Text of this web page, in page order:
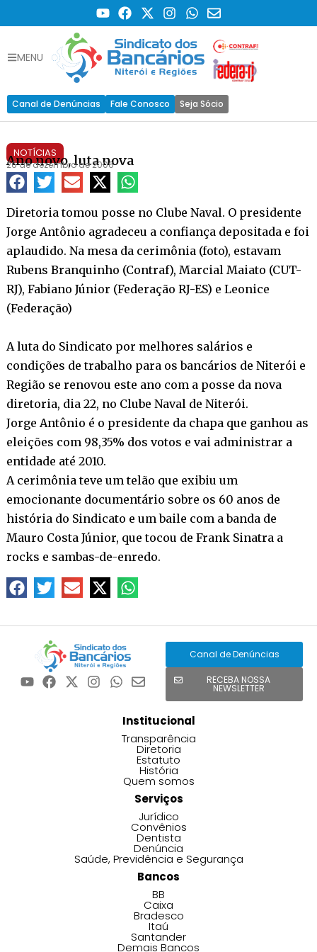
MENU
Canal de Denúncias Fale Conosco Seja Sócio
NOTÍCIAS
Ano novo, luta nova
26 de dezembro de 2006
Diretoria tomou posse no Clube Naval. O presidente
Jorge Antônio agradeceu a confiança depositada e foi
aplaudido. Na mesa da cerimônia (foto), estavam
Rubens Branquinho (Contraf), Marcial Maiato (CUT-
RJ), Fabiano Júnior (Federação RJ-ES) e Leonice
(Federação)
A luta do Sindicato por melhores salários e
condições de trabalho para os bancários de Niterói e
Região se renovou este ano com a posse da nova
diretoria, dia 22, no Clube Naval de Niterói.
Jorge Antônio é o presidente da chapa que ganhou as
eleições com 98,35% dos votos e vai administrar a
entidade até 2010.
A cerimônia teve um telão que exibiu um
emocionante documentário sobre os 60 anos de
história do Sindicato e um baile com a banda de
Mauro Costa Júnior, que tocou de Frank Sinatra a
rocks e sambas-de-enredo.
Canal de Denúncias
RECEBA NOSSA
NEWSLETTER
Institucional
Transparência
Diretoria
Estatuto
História
Quem somos
Serviços
Jurídico
Convênios
Dentista
Denúncia
Saúde, Previdência e Segurança
Bancos
BB
Caixa
Bradesco
Itaú
Santander
Demais Bancos